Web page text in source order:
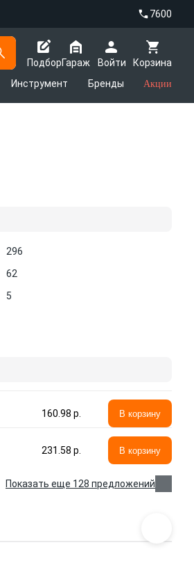
7600
Подбор
Корзина
Гараж
Войти
Инструмент Бренды Акции
296
62
5
160.98 p. В корзину
231.58 p. В корзину
Показать еще 128 предложений